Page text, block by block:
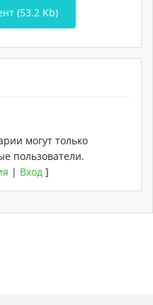
(53.2 Kb)
могут только
пользователи.
| Вход ]